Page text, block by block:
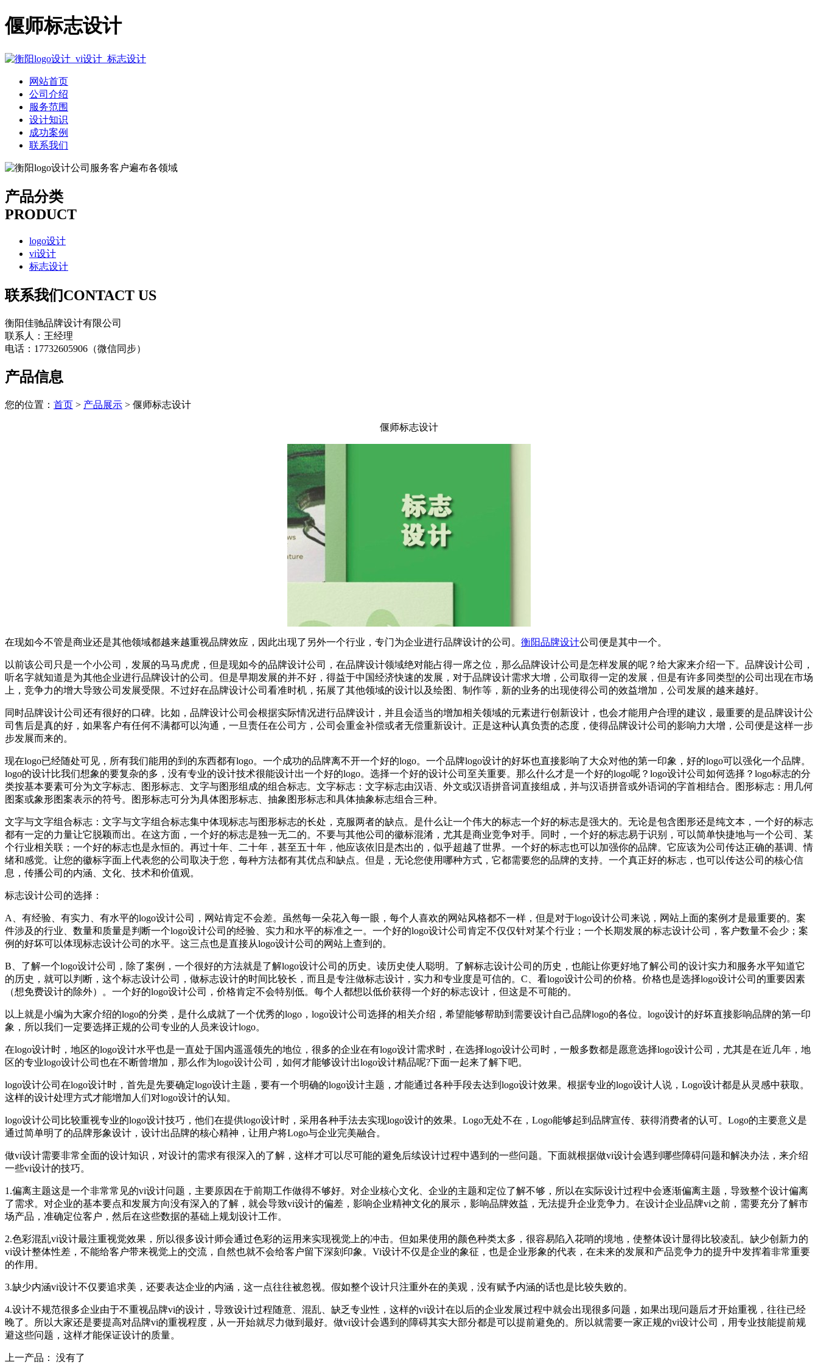
偃师标志设计
网站首页
公司介绍
服务范围
设计知识
成功案例
联系我们
产品分类
PRODUCT
logo设计
vi设计
标志设计
联系我们CONTACT US
衡阳佳驰品牌设计有限公司
联系人：王经理
电话：17732605906（微信同步）
产品信息
您的位置： 首页 > 产品展示 > 偃师标志设计
偃师标志设计
在现如今不管是商业还是其他领域都越来越重视品牌效应，因此出现了另外一个行业，专门为企业进行品牌设计的公司。 衡阳品牌设计公司便是其中一个。
以前该公司只是一个小公司，发展的马马虎虎，但是现如今的品牌设计公司，在品牌设计领域绝对能占得一席之位，那么品牌设计公司是怎样发展的呢？给大家来介绍一下。品牌设计公司，
听名字就知道是为其他企业进行品牌设计的公司。但是早期发展的并不好，得益于中国经济快速的发展，对于品牌设计需求大增，公司取得一定的发展，但是有许多同类型的公司出现在市场
上，竞争力的增大导致公司发展受限。不过好在品牌设计公司看准时机，拓展了其他领域的设计以及绘图、制作等，新的业务的出现使得公司的效益增加，公司发展的越来越好。
同时品牌设计公司还有很好的口碑。比如，品牌设计公司会根据实际情况进行品牌设计，并且会适当的增加相关领域的元素进行创新设计，也会才能用户合理的建议，最重要的是品牌设计公
司售后是真的好，如果客户有任何不满都可以沟通，一旦责任在公司方，公司会重金补偿或者无偿重新设计。正是这种认真负责的态度，使得品牌设计公司的影响力大增，公司便是这样一步
步发展而来的。
现在logo已经随处可见，所有我们能用的到的东西都有logo。一个成功的品牌离不开一个好的logo。一个品牌logo设计的好坏也直接影响了大众对他的第一印象，好的logo可以强化一个品牌。
logo的设计比我们想象的要复杂的多，没有专业的设计技术很能设计出一个好的logo。选择一个好的设计公司至关重要。那么什么才是一个好的logo呢？logo设计公司如何选择？logo标志的分
类按基本要素可分为文字标志、图形标志、文字与图形组成的组合标志。文字标志：文字标志由汉语、外文或汉语拼音词直接组成，并与汉语拼音或外语词的字首相结合。图形标志：用几何
图案或象形图案表示的符号。图形标志可分为具体图形标志、抽象图形标志和具体抽象标志组合三种。
文字与文字组合标志：文字与文字组合标志集中体现标志与图形标志的长处，克服两者的缺点。是什么让一个伟大的标志一个好的标志是强大的。无论是包含图形还是纯文本，一个好的标志
都有一定的力量让它脱颖而出。在这方面，一个好的标志是独一无二的。不要与其他公司的徽标混淆，尤其是商业竞争对手。同时，一个好的标志易于识别，可以简单快捷地与一个公司、某
个行业相关联；一个好的标志也是永恒的。再过十年、二十年，甚至五十年，他应该依旧是杰出的，似乎超越了世界。一个好的标志也可以加强你的品牌。它应该为公司传达正确的基调、情
绪和感觉。让您的徽标字面上代表您的公司取决于您，每种方法都有其优点和缺点。但是，无论您使用哪种方式，它都需要您的品牌的支持。一个真正好的标志，也可以传达公司的核心信
息，传播公司的内涵、文化、技术和价值观。
标志设计公司的选择：
A、有经验、有实力、有水平的logo设计公司，网站肯定不会差。虽然每一朵花入每一眼，每个人喜欢的网站风格都不一样，但是对于logo设计公司来说，网站上面的案例才是最重要的。案
件涉及的行业、数量和质量是判断一个logo设计公司的经验、实力和水平的标准之一。一个好的logo设计公司肯定不仅仅针对某个行业；一个长期发展的标志设计公司，客户数量不会少；案
例的好坏可以体现标志设计公司的水平。这三点也是直接从logo设计公司的网站上查到的。
B、了解一个logo设计公司，除了案例，一个很好的方法就是了解logo设计公司的历史。读历史使人聪明。了解标志设计公司的历史，也能让你更好地了解公司的设计实力和服务水平知道它
的历史，就可以判断，这个标志设计公司，做标志设计的时间比较长，而且是专注做标志设计，实力和专业度是可信的。C、看logo设计公司的价格。价格也是选择logo设计公司的重要因素
（想免费设计的除外）。一个好的logo设计公司，价格肯定不会特别低。每个人都想以低价获得一个好的标志设计，但这是不可能的。
以上就是小编为大家介绍的logo的分类，是什么成就了一个优秀的logo，logo设计公司选择的相关介绍，希望能够帮助到需要设计自己品牌logo的各位。logo设计的好坏直接影响品牌的第一印
象，所以我们一定要选择正规的公司专业的人员来设计logo。
在logo设计时，地区的logo设计水平也是一直处于国内遥遥领先的地位，很多的企业在有logo设计需求时，在选择logo设计公司时，一般多数都是愿意选择logo设计公司，尤其是在近几年，地
区的专业logo设计公司也在不断曾增加，那么作为logo设计公司，如何才能够设计出logo设计精品呢?下面一起来了解下吧。
logo设计公司在logo设计时，首先是先要确定logo设计主题，要有一个明确的logo设计主题，才能通过各种手段去达到logo设计效果。根据专业的logo设计人说，Logo设计都是从灵感中获取。
这样的设计处理方式才能增加人们对logo设计的认知。
logo设计公司比较重视专业的logo设计技巧，他们在提供logo设计时，采用各种手法去实现logo设计的效果。Logo无处不在，Logo能够起到品牌宣传、获得消费者的认可。Logo的主要意义是
通过简单明了的品牌形象设计，设计出品牌的核心精神，让用户将Logo与企业完美融合。
做vi设计需要非常全面的设计知识，对设计的需求有很深入的了解，这样才可以尽可能的避免后续设计过程中遇到的一些问题。下面就根据做vi设计会遇到哪些障碍问题和解决办法，来介绍
一些vi设计的技巧。
1.偏离主题这是一个非常常见的vi设计问题，主要原因在于前期工作做得不够好。对企业核心文化、企业的主题和定位了解不够，所以在实际设计过程中会逐渐偏离主题，导致整个设计偏离
了需求。对企业的基本要点和发展方向没有深入的了解，就会导致vi设计的偏差，影响企业精神文化的展示，影响品牌效益，无法提升企业竞争力。在设计企业品牌vi之前，需要充分了解市
场产品，准确定位客户，然后在这些数据的基础上规划设计工作。
2.色彩混乱vi设计最注重视觉效果，所以很多设计师会通过色彩的运用来实现视觉上的冲击。但如果使用的颜色种类太多，很容易陷入花哨的境地，使整体设计显得比较凌乱。缺少创新力的
vi设计整体性差，不能给客户带来视觉上的交流，自然也就不会给客户留下深刻印象。Vi设计不仅是企业的象征，也是企业形象的代表，在未来的发展和产品竞争力的提升中发挥着非常重要
的作用。
3.缺少内涵vi设计不仅要追求美，还要表达企业的内涵，这一点往往被忽视。假如整个设计只注重外在的美观，没有赋予内涵的话也是比较失败的。
4.设计不规范很多企业由于不重视品牌vi的设计，导致设计过程随意、混乱、缺乏专业性，这样的vi设计在以后的企业发展过程中就会出现很多问题，如果出现问题后才开始重视，往往已经
晚了。所以大家还是要提高对品牌vi的重视程度，从一开始就尽力做到最好。做vi设计会遇到的障碍其实大部分都是可以提前避免的。所以就需要一家正规的vi设计公司，用专业技能提前规
避这些问题，这样才能保证设计的质量。
上一产品： 没有了